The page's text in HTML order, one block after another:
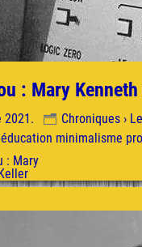
: Mary
2021.
Chroniques ›
éducation minimalisme